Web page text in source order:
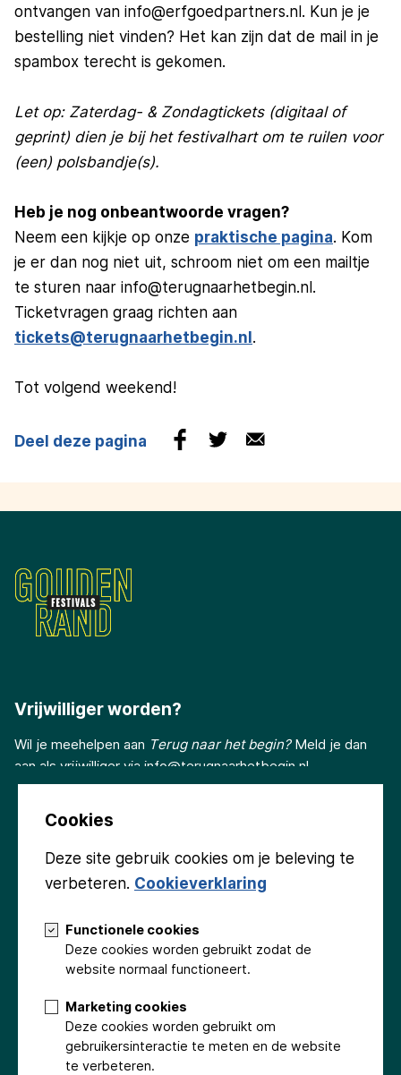
Cookies
Deze site gebruik cookies om je beleving te
verbeteren. Cookieverklaring
Functionele cookies
Deze cookies worden gebruikt zodat de
website normaal functioneert.
Marketing cookies
Deze cookies worden gebruikt om
gebruikersinteractie te meten en de website
te verbeteren.
ontvangen van info@erfgoedpartners.nl. Kun je je
bestelling niet vinden? Het kan zijn dat de mail in je
spambox terecht is gekomen.
Let op: Zaterdag- & Zondagtickets (digitaal of
geprint) dien je bij het festivalhart om te ruilen voor
(een) polsbandje(s).
Heb je nog onbeantwoorde vragen?
Neem een kijkje op onze praktische pagina. Kom
je er dan nog niet uit, schroom niet om een mailtje
te sturen naar info@terugnaarhetbegin.nl.
Ticketvragen graag richten aan
tickets@terugnaarhetbegin.nl.
Tot volgend weekend!
Deel deze pagina
Vrijwilliger worden?
Wil je meehelpen aan Terug naar het begin? Meld je dan
aan als vrijwilliger via info@terugnaarhetbegin.nl
Groninger Kerken Gemeente Eemsdelta
Provincie Groningen
Stichting Beringer Hazewinkel
Fonds Podiumkunsten
Stichting Promotionele Activiteiten Appingedam